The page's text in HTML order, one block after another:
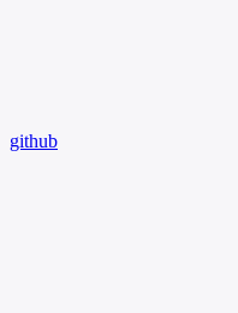
github